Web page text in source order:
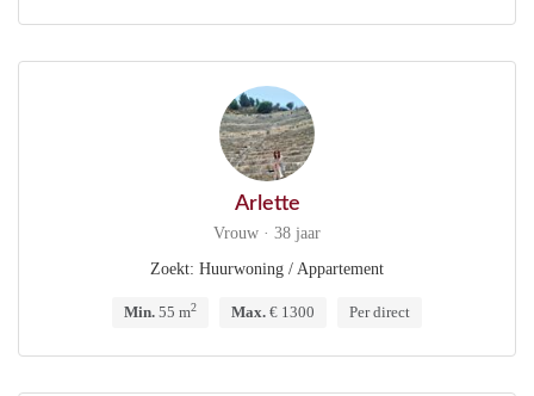
Arlette
Vrouw · 38 jaar
Zoekt: Huurwoning / Appartement
Min. 55 m2 Max. € 1300 Per direct